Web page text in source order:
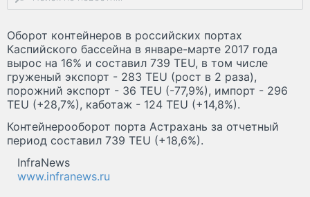
Оборот контейнеров в российских портах
Каспийского бассейна в январе-марте 2017 года
вырос на 16% и составил 739 TEU, в том числе
груженый экспорт - 283 TEU (рост в 2 раза),
порожний экспорт - 36 TEU (-77,9%), импорт - 296
TEU (+28,7%), каботаж - 124 TEU (+14,8%).
Контейнерооборот порта Астрахань за отчетный
период составил 739 TEU (+18,6%).
InfraNews
www.infranews.ru